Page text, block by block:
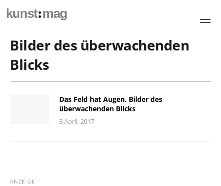
kunst:mag
Bilder des überwachenden
Blicks
Das Feld hat Augen. Bilder des
überwachenden Blicks
3 April, 2017
ANZEIGE